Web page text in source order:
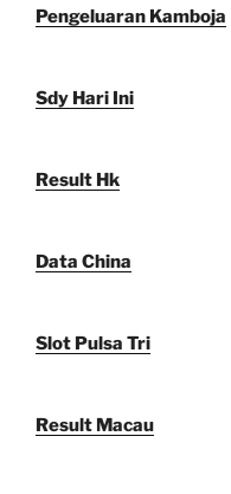
Pengeluaran Kamboja
Sdy Hari Ini
Result Hk
Data China
Slot Pulsa Tri
Result Macau